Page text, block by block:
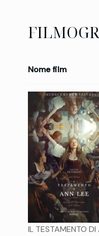
Nome film
IL TESTAMENTO DI